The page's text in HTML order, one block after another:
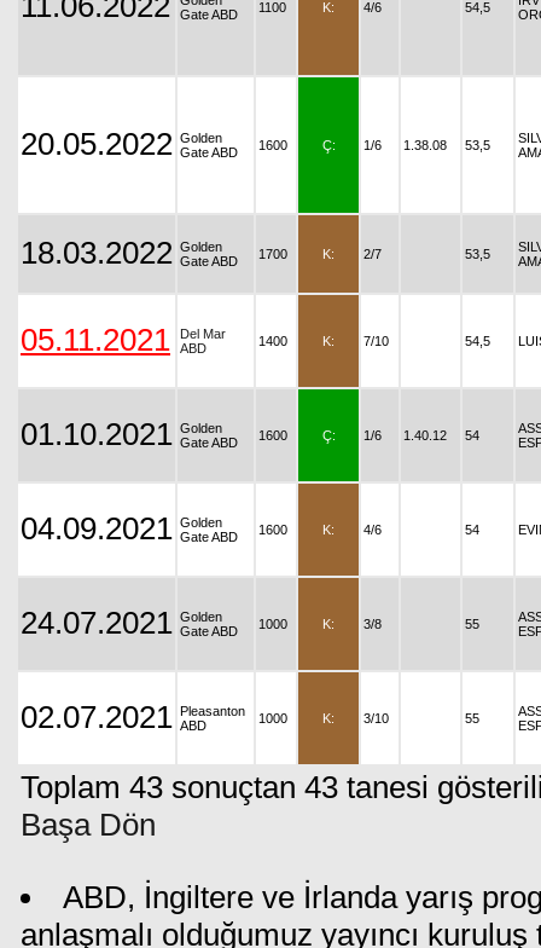
Gate ABD
1100 K: 4/6 54,5
20.05.2022 Golden
Gate ABD
1600 Ç: 1/6 1.38.08 53,5
18.03.2022 Golden
Gate ABD
1700 K: 2/7 53,5
05.11.2021
Del Mar
ABD
1400 K: 7/10 54,5
01.10.2021 Golden
Gate ABD
1600 Ç: 1/6 1.40.12 54
04.09.2021 Golden
Gate ABD
1600 K: 4/6 54
24.07.2021 Golden
Gate ABD
1000 K: 3/8 55
02.07.2021 Pleasanton
ABD
1000 K: 3/10 55
Toplam 43 sonuçtan 43 tanesi
Başa Dön
ABD, İngiltere ve İrlanda yarış
anlaşmalı olduğumuz yayıncı